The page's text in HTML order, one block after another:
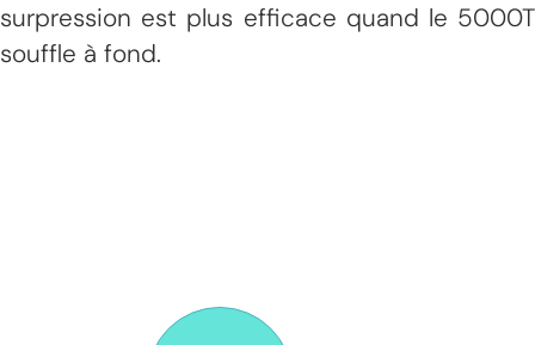
surpression est plus efficace quand le 5000T
souffle à fond.